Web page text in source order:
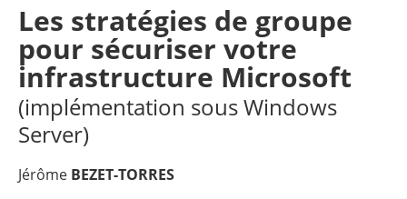
Les stratégies de groupe
pour sécuriser votre
infrastructure Microsoft
(implémentation sous Windows
Server)
Jérôme BEZET-TORRES